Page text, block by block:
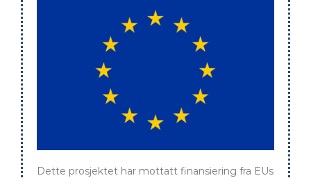
Dette prosjektet har mottatt finansiering fra EUs